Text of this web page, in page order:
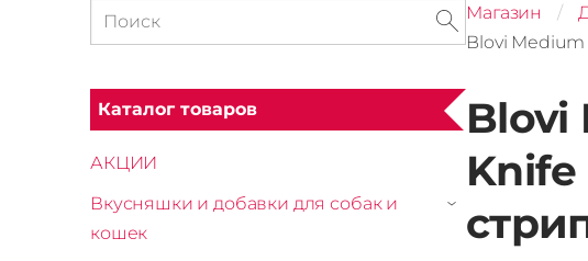
Каталог товаров
АКЦИИ
Вкусняшки и добавки для собак и
кошек
›
Магазин
Blovi Medium
Blovi